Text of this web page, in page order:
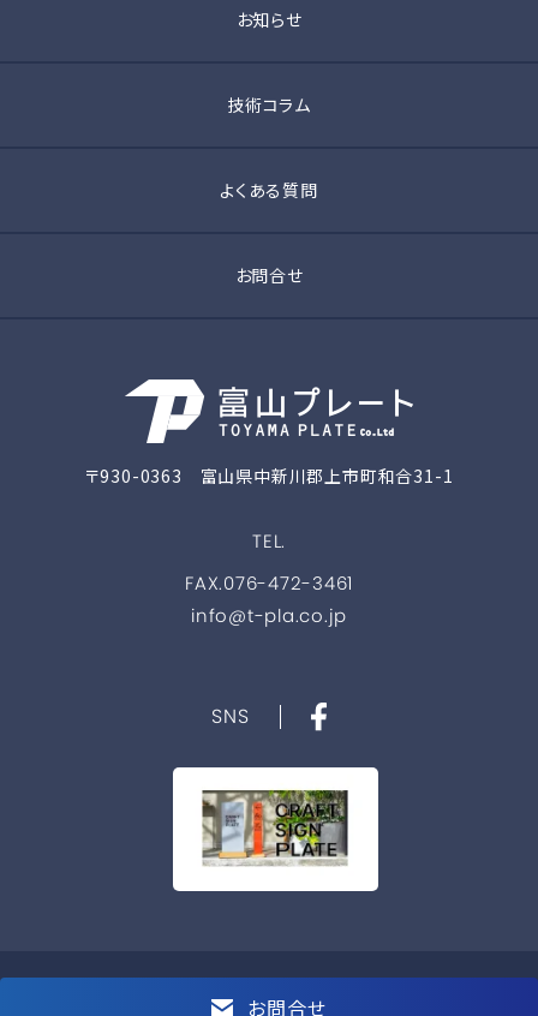
お知らせ
技術コラム
よくある質問
お問合せ
〒930-0363 富山県中新川郡上市町和合31-1
TEL.
FAX.076-472-3461
info@t-pla.co.jp
SNS
お問合せ